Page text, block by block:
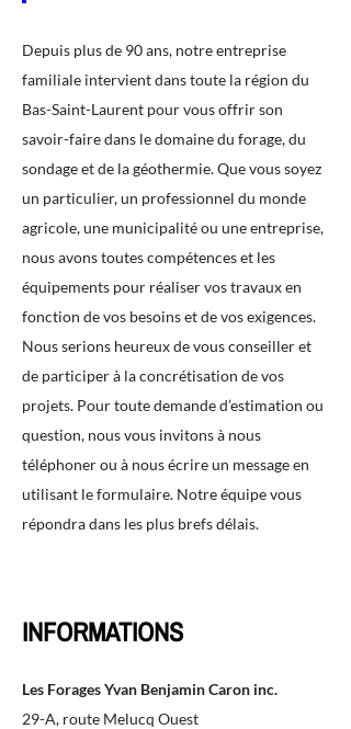
Depuis plus de 90 ans, notre entreprise
familiale intervient dans toute la région du
Bas-Saint-Laurent pour vous offrir son
savoir-faire dans le domaine du forage, du
sondage et de la géothermie. Que vous soyez
un particulier, un professionnel du monde
agricole, une municipalité ou une entreprise,
nous avons toutes compétences et les
équipements pour réaliser vos travaux en
fonction de vos besoins et de vos exigences.
Nous serions heureux de vous conseiller et
de participer à la concrétisation de vos
projets. Pour toute demande d’estimation ou
question, nous vous invitons à nous
téléphoner ou à nous écrire un message en
utilisant le formulaire. Notre équipe vous
répondra dans les plus brefs délais.
INFORMATIONS
Les Forages Yvan Benjamin Caron inc.
29-A, route Melucq Ouest